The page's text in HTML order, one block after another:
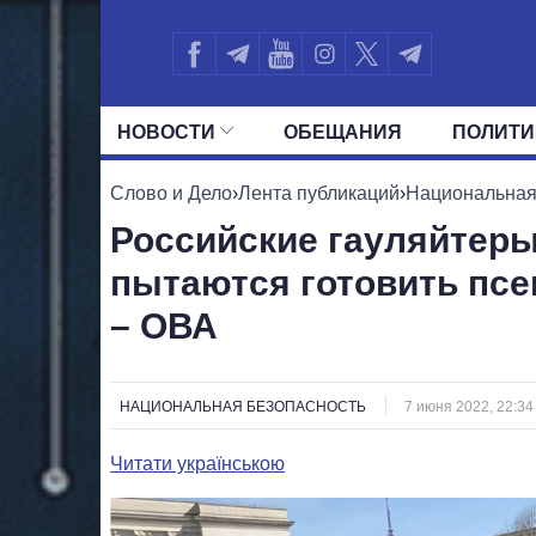
НОВОСТИ ОБЕЩАНИЯ
ВСЕ ПОЛИТИКИ ПРЕЗИДЕНТ И
Слово и Дело›Лента публикаций›
Российские
пытаются готовить
– ОВА
НАЦИОНАЛЬНАЯ БЕЗОПАСНОСТЬ 7 июня 2022, 22:34
Читати українською